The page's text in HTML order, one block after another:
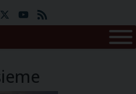
InstagramYouTube